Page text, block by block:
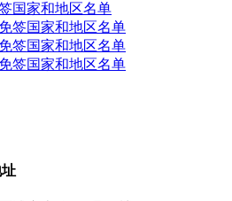
国家和地区名单
签国家和地区名单
签国家和地区名单
签国家和地区名单